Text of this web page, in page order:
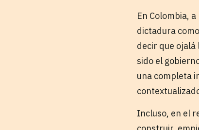
En Colombia,
dictadura
decir que ojalá
sido el
una completa
Incluso, en el